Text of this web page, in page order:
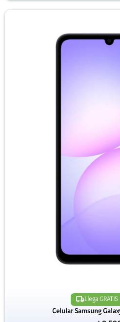
Llega
Celular Samsung